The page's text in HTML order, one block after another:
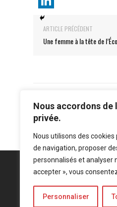
Nous accordons de
privée.
Nous utilisons des
de navigation, proposer
personnalisés et analyser
accepter », vous
Personnaliser
ARTICLE PRÉCÉDENT
Une femme à la tête de
Mentions légales-Politique